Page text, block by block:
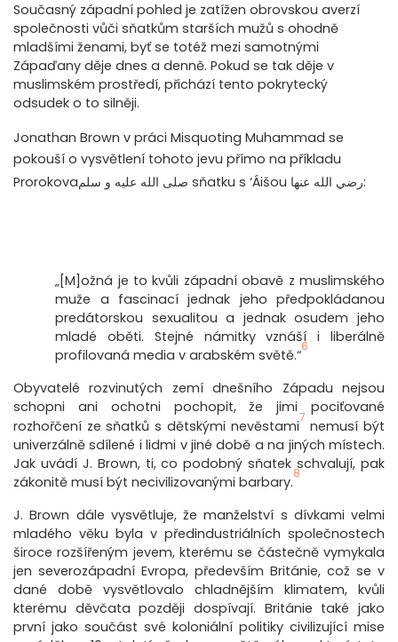
Současný západní pohled je zatížen obrovskou averzí
společnosti vůči sňatkům starších mužů s ohodně
mladšími ženami, byť se totéž mezi samotnými
Zápaďany děje dnes a denně. Pokud se tak děje v
muslimském prostředí, přichází tento pokrytecký
odsudek o to silněji.
Jonathan Brown v práci Misquoting Muhammad se
pokouší o vysvětlení tohoto jevu přímo na příkladu
Prorokovaصلى الله عليه و سلم sňatku s ‘Áišou رضي الله عنها:
„[M]ožná je to kvůli západní obavě z muslimského
muže a fascinací jednak jeho předpokládanou
predátorskou sexualitou a jednak osudem jeho
mladé oběti. Stejné námitky vznáší i liberálně
profilovaná media v arabském světě.“
6
Obyvatelé rozvinutých zemí dnešního Západu nejsou
schopni ani ochotni pochopit, že jimi pociťované
rozhořčení ze sňatků s dětskými nevěstami
7
nemusí být
univerzálně sdílené i lidmi v jiné době a na jiných místech.
Jak uvádí J. Brown, ti, co podobný sňatek schvalují, pak
zákonitě musí být necivilizovanými barbary.
8
J. Brown dále vysvětluje, že manželství s dívkami velmi
mladého věku byla v předindustriálních společnostech
široce rozšířeným jevem, kterému se částečně vymykala
jen severozápadní Evropa, především Británie, což se v
dané době vysvětlovalo chladnějším klimatem, kvůli
kterému děvčata později dospívají. Británie také jako
první jako součást své koloniální politiky civilizující mise